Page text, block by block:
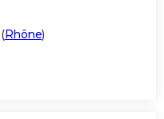
(Rhône)